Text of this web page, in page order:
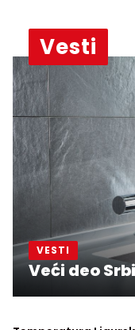
Vesti
VESTI
Veći deo